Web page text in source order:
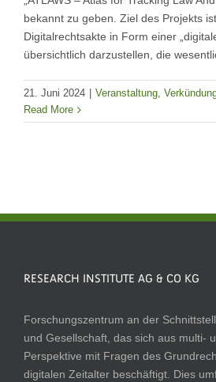
bekannt zu geben. Ziel des Projekts
Digitalrechtsakte in Form einer
übersichtlich darzustellen, die
21. Juni 2024 Veranstaltung,
Read More
RESEARCH INSTITUTE AG & CO KG
Forschungszentrum an der
und Gesellschaft, das sich aus multi-
Perspektive mit Fragen des
digitalen Zeitalter beschäftigt. Dies